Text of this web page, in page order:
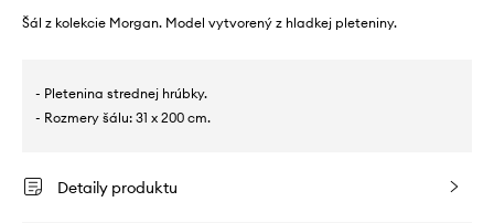
Šál z kolekcie Morgan. Model vytvorený z hladkej pleteniny.
- Pletenina strednej hrúbky.
- Rozmery šálu: 31 x 200 cm.
Detaily produktu